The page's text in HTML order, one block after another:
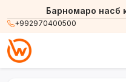
+992970400500
Барномаро насб